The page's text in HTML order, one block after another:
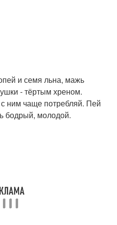
и семя льна, мажь
- тёртым хреном.
ним чаще потребляй. Пей
бодрый, молодой.